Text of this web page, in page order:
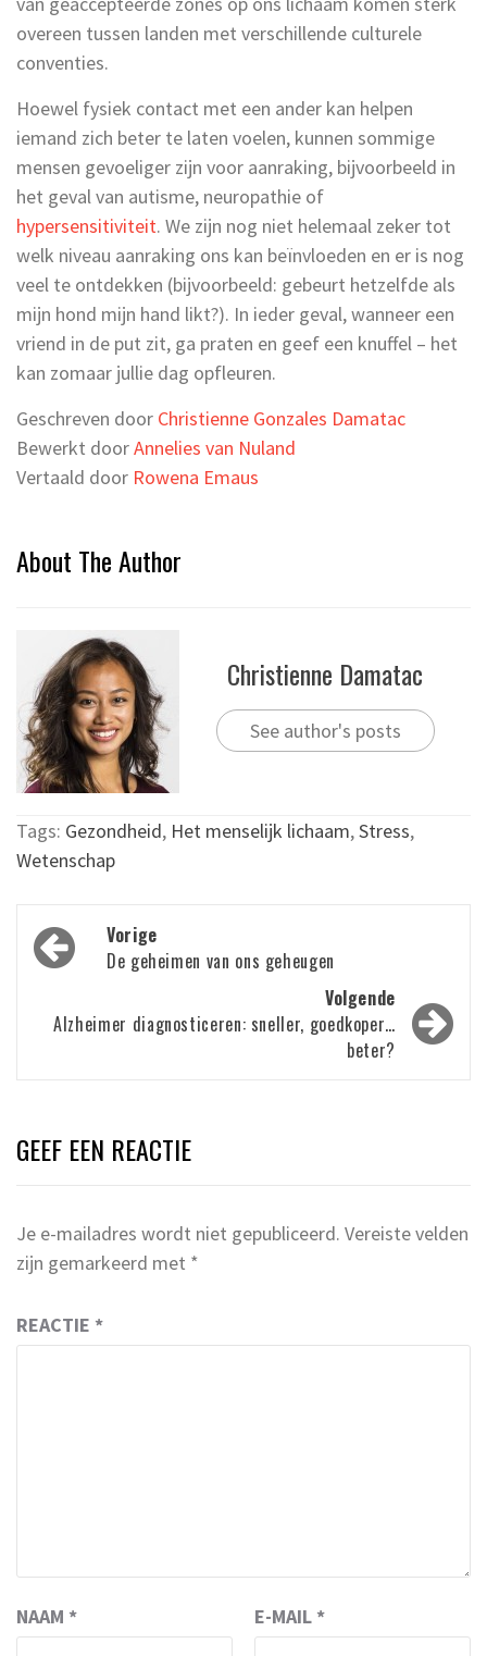
overeen tussen landen met verschillende culturele
conventies.
Hoewel fysiek contact met een ander kan helpen
iemand zich beter te laten voelen, kunnen sommige
mensen gevoeliger zijn voor aanraking, bijvoorbeeld in
het geval van autisme, neuropathie of
hypersensitiviteit. We zijn nog niet helemaal zeker tot
welk niveau aanraking ons kan beïnvloeden en er is nog
veel te ontdekken (bijvoorbeeld: gebeurt hetzelfde als
mijn hond mijn hand likt?). In ieder geval, wanneer een
vriend in de put zit, ga praten en geef een knuffel – het
kan zomaar jullie dag opfleuren.
Geschreven door Christienne Gonzales Damatac
Bewerkt doorAnnelies van Nuland
Vertaald door Rowena Emaus
About The Author
Christienne Damatac
See author's posts
Tags: Gezondheid, Het menselijk lichaam,Stress,
Wetenschap
Bericht
navigatie
Vorige
De geheimen van ons geheugen
Volgende
Alzheimer diagnosticeren: sneller, goedkoper…
beter?
GEEF EEN REACTIE
Je e-mailadres wordt niet gepubliceerd. Vereiste velden
zijn gemarkeerd met *
REACTIE *
NAAM * E-MAIL *